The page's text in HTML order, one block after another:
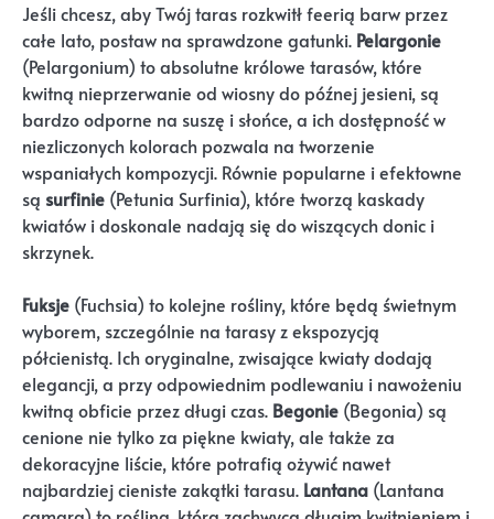
Jeśli chcesz, aby Twój taras rozkwitł feerią barw przez
całe lato, postaw na sprawdzone gatunki. Pelargonie
(Pelargonium) to absolutne królowe tarasów, które
kwitną nieprzerwanie od wiosny do późnej jesieni, są
bardzo odporne na suszę i słońce, a ich dostępność w
niezliczonych kolorach pozwala na tworzenie
wspaniałych kompozycji. Równie popularne i efektowne
są surfinie (Petunia Surfinia), które tworzą kaskady
kwiatów i doskonale nadają się do wiszących donic i
skrzynek.
Fuksje (Fuchsia) to kolejne rośliny, które będą świetnym
wyborem, szczególnie na tarasy z ekspozycją
półcienistą. Ich oryginalne, zwisające kwiaty dodają
elegancji, a przy odpowiednim podlewaniu i nawożeniu
kwitną obficie przez długi czas. Begonie (Begonia) są
cenione nie tylko za piękne kwiaty, ale także za
dekoracyjne liście, które potrafią ożywić nawet
najbardziej cieniste zakątki tarasu. Lantana (Lantana